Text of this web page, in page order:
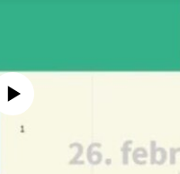
currently available